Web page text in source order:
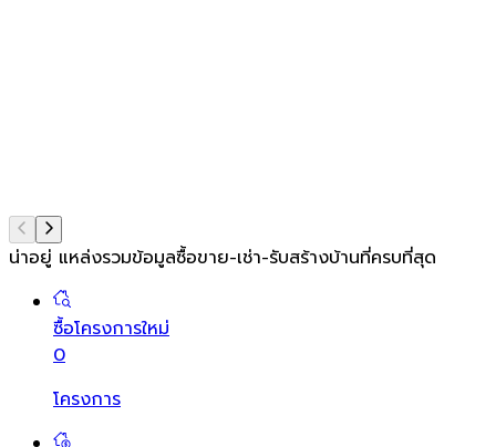
น่าอยู่ แหล่งรวมข้อมูลซื้อขาย-เช่า-รับสร้างบ้านที่ครบที่สุด
ซื้อโครงการใหม่
0
โครงการ